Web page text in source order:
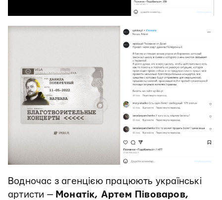
Водночас з агенцією працюють українські
артисти — Монатік, Артем Півоваров,